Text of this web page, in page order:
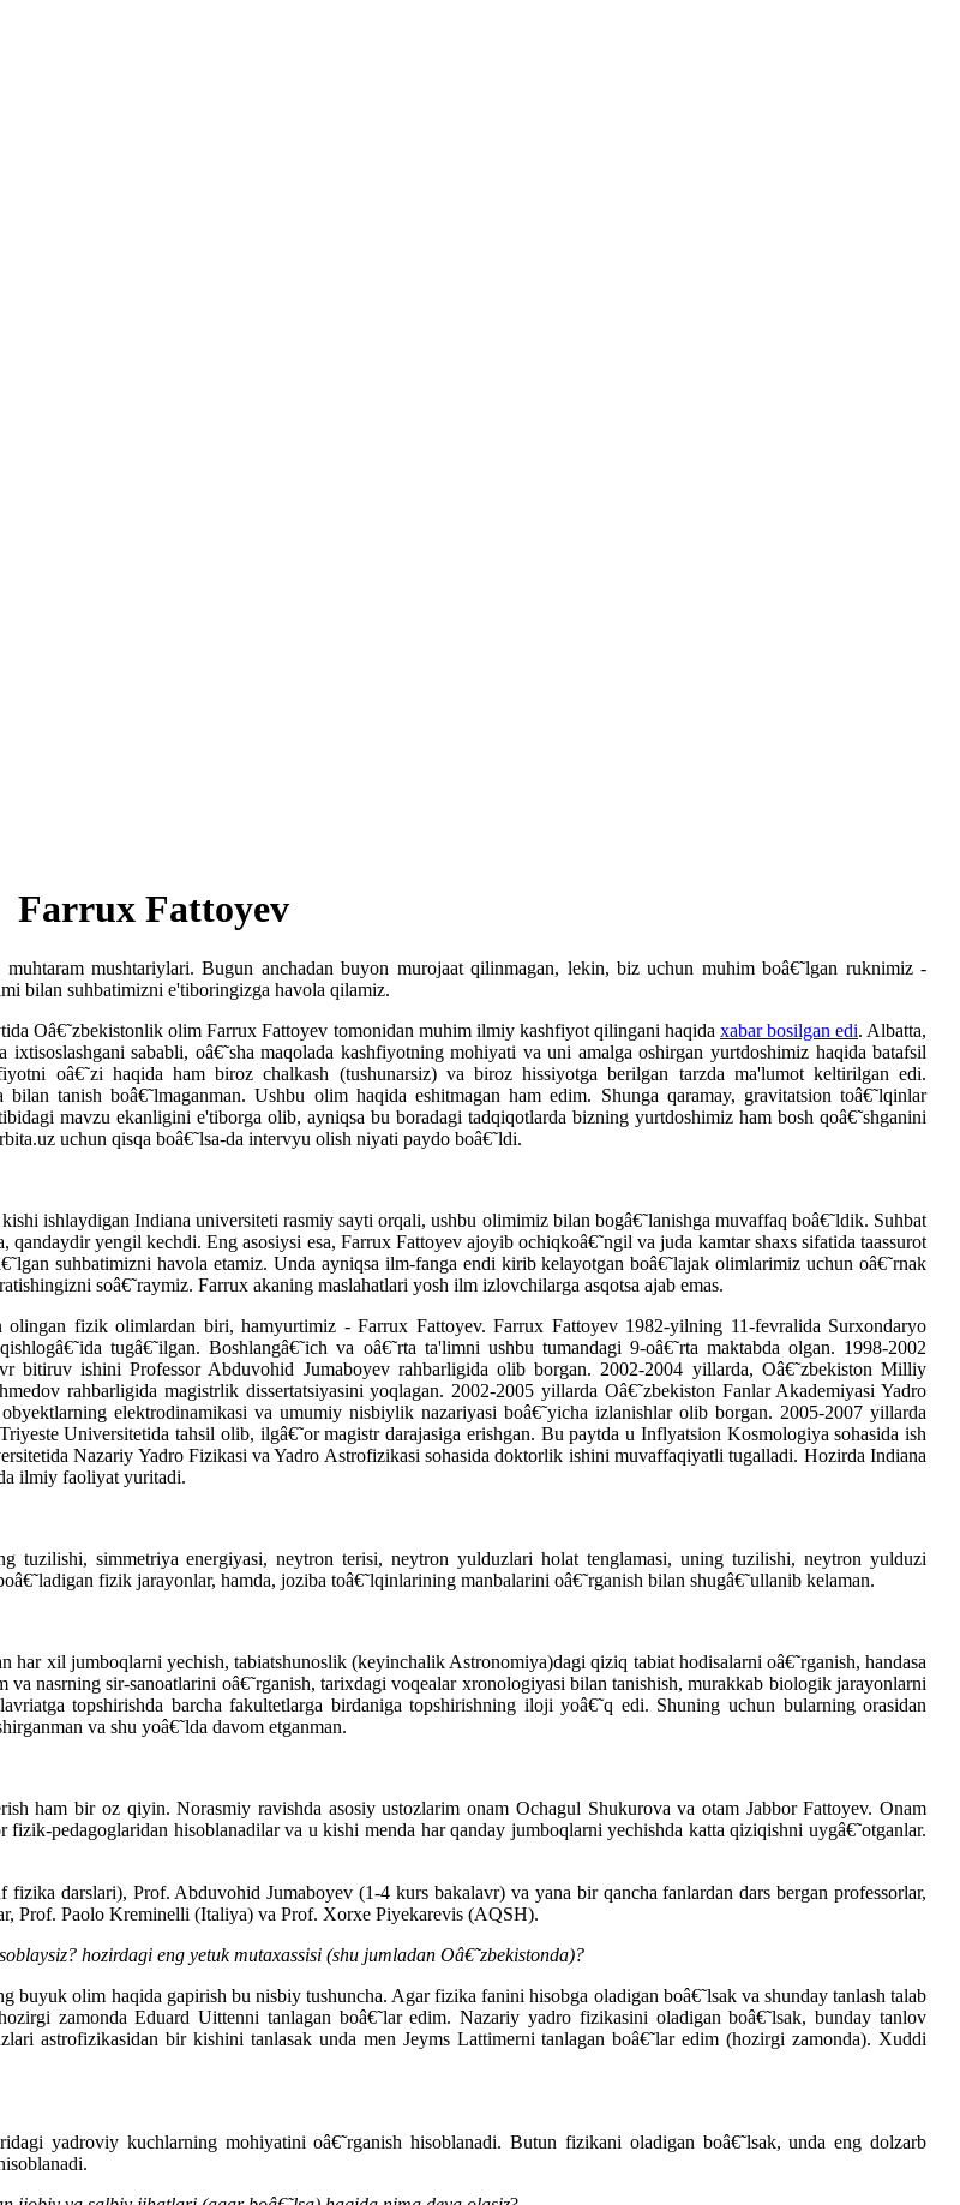
Farrux Fattoyev
mushtariylari. Bugun anchadan buyon murojaat qilinmagan, lekin, biz uchun muhim boâ€˜lgan ruknimiz -
bilan suhbatimizni e'tiboringizga havola qilamiz.
Oâ€˜zbekistonlik olim Farrux Fattoyev tomonidan muhim ilmiy kashfiyot qilingani haqida xabar bosilgan edi. Albatta,
ixtisoslashgani sababli, oâ€˜sha maqolada kashfiyotning mohiyati va uni amalga oshirgan yurtdoshimiz haqida batafsil
oâ€˜zi haqida ham biroz chalkash (tushunarsiz) va biroz hissiyotga berilgan tarzda ma'lumot keltirilgan edi.
tanish boâ€˜lmaganman. Ushbu olim haqida eshitmagan ham edim. Shunga qaramay, gravitatsion toâ€˜lqinlar
mavzu ekanligini e'tiborga olib, ayniqsa bu boradagi tadqiqotlarda bizning yurtdoshimiz ham bosh qoâ€˜shganini
uchun qisqa boâ€˜lsa-da intervyu olish niyati paydo boâ€˜ldi.
ishlaydigan Indiana universiteti rasmiy sayti orqali, ushbu olimimiz bilan bogâ€˜lanishga muvaffaq boâ€˜ldik. Suhbat
qandaydir yengil kechdi. Eng asosiysi esa, Farrux Fattoyev ajoyib ochiqkoâ€˜ngil va juda kamtar shaxs sifatida taassurot
suhbatimizni havola etamiz. Unda ayniqsa ilm-fanga endi kirib kelayotgan boâ€˜lajak olimlarimiz uchun oâ€˜rnak
soâ€˜raymiz. Farrux akaning maslahatlari yosh ilm izlovchilarga asqotsa ajab emas.
olingan fizik olimlardan biri, hamyurtimiz - Farrux Fattoyev. Farrux Fattoyev 1982-yilning 11-fevralida Surxondaryo
tugâ€˜ilgan. Boshlangâ€˜ich va oâ€˜rta ta'limni ushbu tumandagi 9-oâ€˜rta maktabda olgan. 1998-2002
bitiruv ishini Professor Abduvohid Jumaboyev rahbarligida olib borgan. 2002-2004 yillarda, Oâ€˜zbekiston Milliy
rahbarligida magistrlik dissertatsiyasini yoqlagan. 2002-2005 yillarda Oâ€˜zbekiston Fanlar Akademiyasi Yadro
elektrodinamikasi va umumiy nisbiylik nazariyasi boâ€˜yicha izlanishlar olib borgan. 2005-2007 yillarda
Universitetida tahsil olib, ilgâ€˜or magistr darajasiga erishgan. Bu paytda u Inflyatsion Kosmologiya sohasida ish
Nazariy Yadro Fizikasi va Yadro Astrofizikasi sohasida doktorlik ishini muvaffaqiyatli tugalladi. Hozirda Indiana
ilmiy faoliyat yuritadi.
tuzilishi, simmetriya energiyasi, neytron terisi, neytron yulduzlari holat tenglamasi, uning tuzilishi, neytron yulduzi
fizik jarayonlar, hamda, joziba toâ€˜lqinlarining manbalarini oâ€˜rganish bilan shugâ€˜ullanib kelaman.
xil jumboqlarni yechish, tabiatshunoslik (keyinchalik Astronomiya)dagi qiziq tabiat hodisalarni oâ€˜rganish, handasa
va nasrning sir-sanoatlarini oâ€˜rganish, tarixdagi voqealar xronologiyasi bilan tanishish, murakkab biologik jarayonlarni
topshirishda barcha fakultetlarga birdaniga topshirishning iloji yoâ€˜q edi. Shuning uchun bularning orasidan
va shu yoâ€˜lda davom etganman.
ham bir oz qiyin. Norasmiy ravishda asosiy ustozlarim onam Ochagul Shukurova va otam Jabbor Fattoyev. Onam
pedagoglaridan hisoblanadilar va u kishi menda har qanday jumboqlarni yechishda katta qiziqishni uygâ€˜otganlar.
darslari), Prof. Abduvohid Jumaboyev (1-4 kurs bakalavr) va yana bir qancha fanlardan dars bergan professorlar,
Prof. Paolo Kreminelli (Italiya) va Prof. Xorxe Piyekarevis (AQSH).
hozirdagi eng yetuk mutaxassisi (shu jumladan Oâ€˜zbekistonda)?
olim haqida gapirish bu nisbiy tushuncha. Agar fizika fanini hisobga oladigan boâ€˜lsak va shunday tanlash talab
zamonda Eduard Uittenni tanlagan boâ€˜lar edim. Nazariy yadro fizikasini oladigan boâ€˜lsak, bunday tanlov
astrofizikasidan bir kishini tanlasak unda men Jeyms Lattimerni tanlagan boâ€˜lar edim (hozirgi zamonda). Xuddi
yadroviy kuchlarning mohiyatini oâ€˜rganish hisoblanadi. Butun fizikani oladigan boâ€˜lsak, unda eng dolzarb